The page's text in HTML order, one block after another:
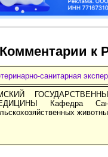
Комментарии к
санитарная
Кафедра